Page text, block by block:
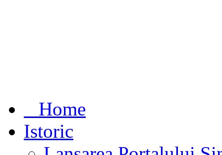
Home
Istoric